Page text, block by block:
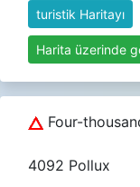
turistik Haritayı
Harita üzerinde
Four-
4092 Pollux